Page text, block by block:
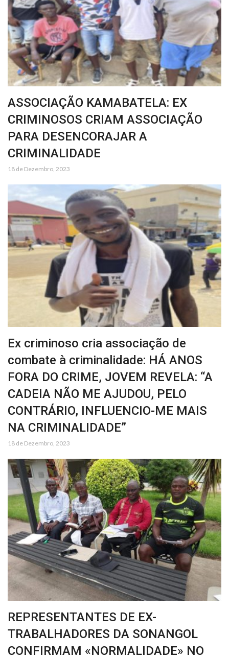
ASSOCIAÇÃO KAMABATELA: EX
CRIMINOSOS CRIAM ASSOCIAÇÃO
PARA DESENCORAJAR A
CRIMINALIDADE
18 de Dezembro, 2023
Ex criminoso cria associação de
combate à criminalidade: HÁ ANOS
FORA DO CRIME, JOVEM REVELA: “A
CADEIA NÃO ME AJUDOU, PELO
CONTRÁRIO, INFLUENCIO-ME MAIS
NA CRIMINALIDADE”
18 de Dezembro, 2023
REPRESENTANTES DE EX-
TRABALHADORES DA SONANGOL
CONFIRMAM «NORMALIDADE» NO